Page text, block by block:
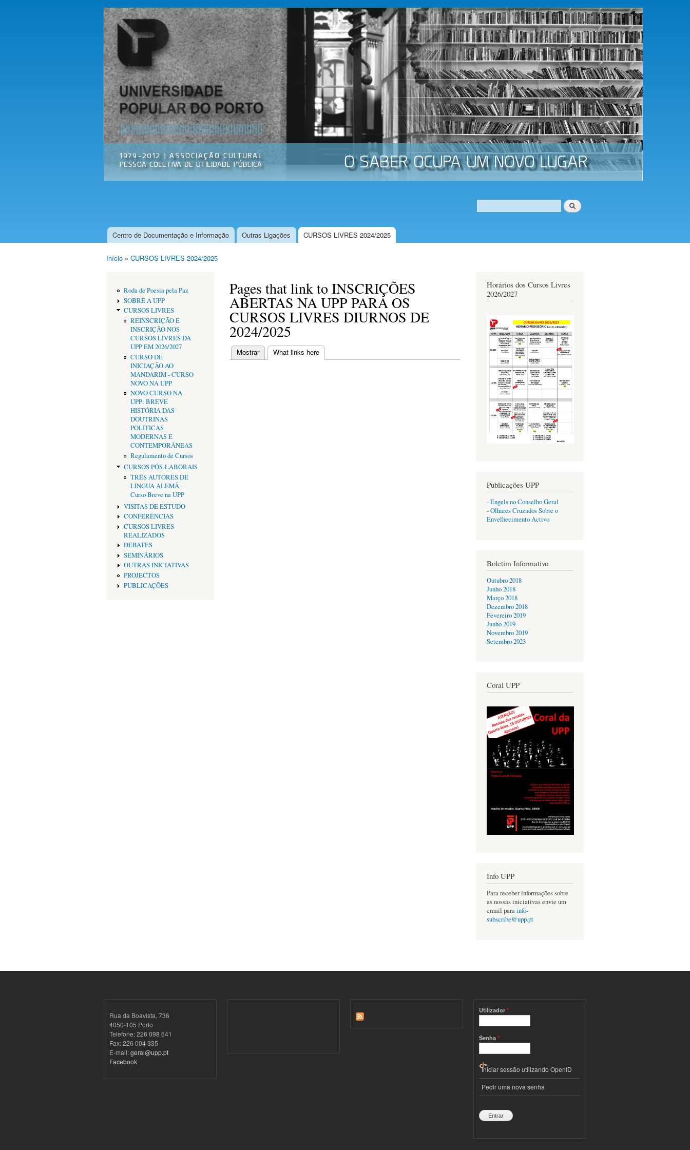
Passar
para o
conteúdo
principal
Universidade
Popular do
Porto
Associação
Cultural
Formulário de procura
Procurar
Menu principal
Centro de Documentação e Informação Outras Ligações CURSOS LIVRES 2024/2025
Início » CURSOS LIVRES 2024/2025
Roda de Poesia pela Paz
SOBRE A UPP
CURSOS LIVRES
REINSCRIÇÃO E
INSCRIÇÃO NOS
CURSOS LIVRES DA
UPP EM 2026/2027
CURSO DE
INICIAÇÃO AO
MANDARIM - CURSO
NOVO NA UPP
NOVO CURSO NA
UPP: BREVE
HISTÓRIA DAS
DOUTRINAS
POLÍTICAS
MODERNAS E
CONTEMPORÂNEAS
Regulamento de Cursos
CURSOS PÓS-LABORAIS
TRÊS AUTORES DE
LÍNGUA ALEMÃ -
Curso Breve na UPP
VISITAS DE ESTUDO
CONFERÊNCIAS
CURSOS LIVRES
REALIZADOS
DEBATES
SEMINÁRIOS
OUTRAS INICIATIVAS
PROJECTOS
PUBLICAÇÕES
Pages that link to INSCRIÇÕES
ABERTAS NA UPP PARA OS
CURSOS LIVRES DIURNOS DE
2024/2025
Separadores primários
Mostrar What links here
Horários dos Cursos Livres
2026/2027
Publicações UPP
- Engels no Conselho Geral
- Olhares Cruzados Sobre o
Envelhecimento Activo
Boletim Informativo
Outubro 2018
Junho 2018
Março 2018
Dezembro 2018
Fevereiro 2019
Junho 2019
Novembro 2019
Setembro 2023
Coral UPP
Info UPP
Para receber informações sobre
as nossas iniciativas envie um
email parainfo-
subscribe@upp.pt
Rua da Boavista, 736
4050-105 Porto
Telefone: 226 098 641
Fax: 226 004 335
E-mail:geral@upp.pt
Facebook
Utilizador*
Senha*
Iniciar sessão utilizando OpenID
Pedir uma nova senha